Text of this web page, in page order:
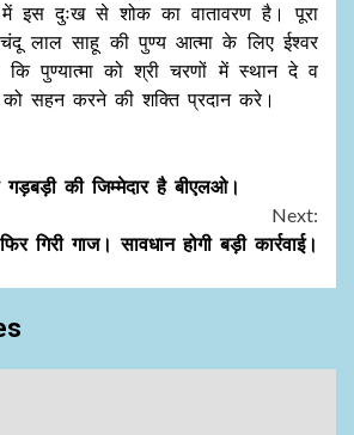
में इस दुःख से शोक का वातावरण है। पूरा
चंदू लाल साहू की पुण्य आत्मा के लिए ईश्वर
कि पुण्यात्मा को श्री चरणों में स्थान दे व
को सहन करने की शक्ति प्रदान करे।
की जिम्मेदार है बीएलओ।
Next:
गिरी गाज। सावधान होगी बड़ी कार्रवाई।